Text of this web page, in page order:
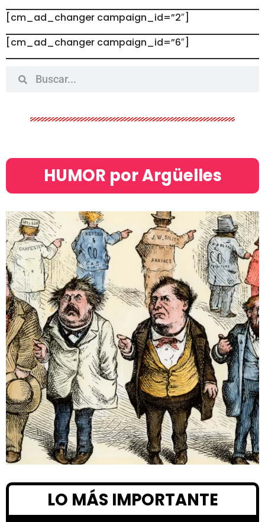
[cm_ad_changer campaign_id=”2″]
[cm_ad_changer campaign_id=”6″]
HUMOR por Argüelles​
LO MÁS IMPORTANTE